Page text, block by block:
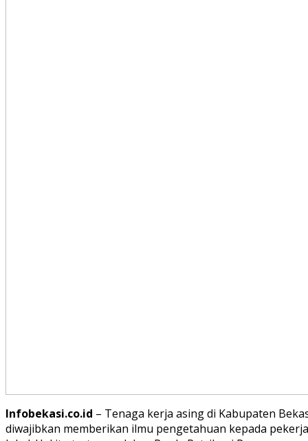
Infobekasi.co.id – Tenaga kerja asing di Kabupaten
diwajibkan memberikan ilmu pengetahuan kepada pekerja